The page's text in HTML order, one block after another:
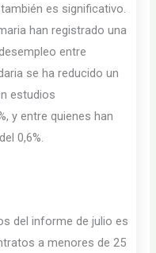
es significativo.
han registrado una
entre
se ha reducido un
estudios
y entre quienes han
0,6%.
del informe de julio es
a menores de 25